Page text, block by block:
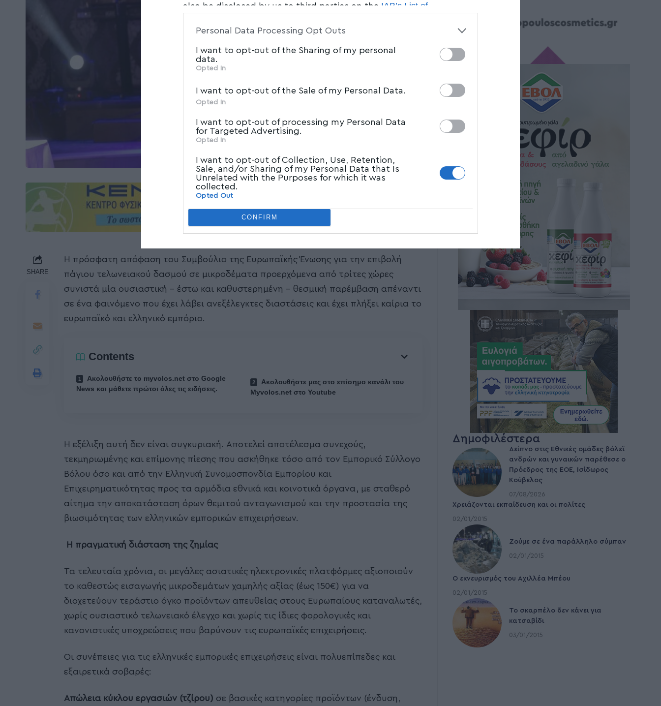
also be disclosed by us to third parties on the IAB’s List of
parties.
Personal Data Processing Opt Outs
I want to opt-out of the Sharing of my personal
data.
Opted In
I want to opt-out of the Sale of my Personal Data.
Opted In
I want to opt-out of processing my Personal Data
for Targeted Advertising.
Opted In
I want to opt-out of Collection, Use, Retention,
Sale, and/or Sharing of my Personal Data that Is
Unrelated with the Purposes for which it was
collected.
Opted Out
CONFIRM
SHARE
Η πρόσφατη απόφαση του Συμβούλιο της Ευρωπαϊκής Ένωσης για την επιβολή
πάγιου τελωνειακού δασμού σε μικροδέματα προερχόμενα από τρίτες χώρες
συνιστά μία ουσιαστική – έστω και καθυστερημένη – θεσμική παρέμβαση απέναντι
σε ένα φαινόμενο που έχει λάβει ανεξέλεγκτες διαστάσεις και έχει πλήξει καίρια το
ευρωπαϊκό και ελληνικό εμπόριο.
Contents
Ακολουθήστε το myvolos.net στο Google
News και μάθετε πρώτοι όλες τις ειδήσεις.
Ακολουθήστε μας στο επίσημο κανάλι του
Myvolos.net στο Youtube
Η εξέλιξη αυτή δεν είναι συγκυριακή. Αποτελεί αποτέλεσμα συνεχούς,
τεκμηριωμένης και επίμονης πίεσης που ασκήθηκε τόσο από τον Εμπορικό Σύλλογο
Βόλου όσο και από την Ελληνική Συνομοσπονδία Εμπορίου και
Επιχειρηματικότητας προς τα αρμόδια εθνικά και κοινοτικά όργανα, με σταθερό
αίτημα την αποκατάσταση όρων θεμιτού ανταγωνισμού και την προστασία της
βιωσιμότητας των ελληνικών εμπορικών επιχειρήσεων.
Η πραγματική διάσταση της ζημίας
Τα τελευταία χρόνια, οι μεγάλες ασιατικές ηλεκτρονικές πλατφόρμες αξιοποιούν
το καθεστώς εισαγωγής μικροδεμάτων χαμηλής αξίας (έως 150€) για να
διοχετεύουν τεράστιο όγκο προϊόντων απευθείας στους Ευρωπαίους καταναλωτές,
χωρίς ουσιαστικό τελωνειακό έλεγχο και χωρίς τις ίδιες φορολογικές και
κανονιστικές υποχρεώσεις που βαρύνουν τις ευρωπαϊκές επιχειρήσεις.
Οι συνέπειες για τις ελληνικές εμπορικές επιχειρήσεις είναι πολυεπίπεδες και
εξαιρετικά σοβαρές:
Απώλεια κύκλου εργασιών (τζίρου) σε βασικές κατηγορίες προϊόντων (ένδυση,
Δημοφιλέστερα
Δείπνο στις Εθνικές ομάδες βόλεϊ
ανδρών και γυναικών παρέθεσε ο
Πρόεδρος της ΕΟΕ, Ισίδωρος
Κούβελος
07/08/2026
Χρειάζονται εκπαίδευση και οι πολίτες
02/01/2015
Ζούμε σε ένα παράλληλο σύμπαν
02/01/2015
Ο εκνευρισμός του Αχιλλέα Μπέου
02/01/2015
To σκαρπέλο δεν κάνει για
κατσαβίδι
03/01/2015